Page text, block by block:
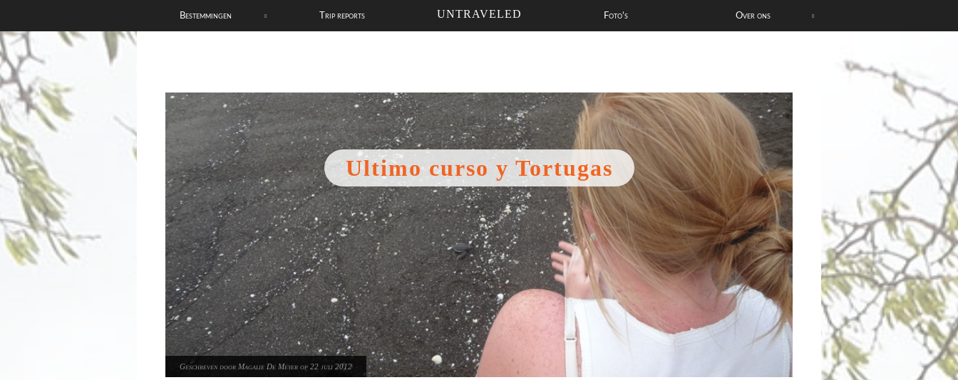
Bestemmingen Trip reports UNTRAVELED Foto’s Over ons
Ultimo curso y Tortugas
Geschreven door Magalie De Meyer op 22 juli 2012